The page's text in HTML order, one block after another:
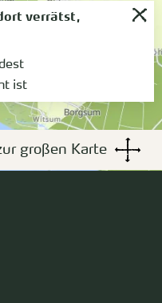
verrätst,
ist
großen Karte